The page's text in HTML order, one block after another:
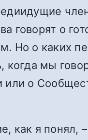
говорят о
Но о каких
когда мы
или о
как я понял, –